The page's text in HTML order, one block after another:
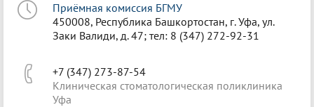
Приёмная комиссия БГМУ
450008, Республика Башкортостан, г. Уфа, ул.
Заки Валиди, д. 47; тел: 8 (347) 272-92-31
+7 (347) 273-87-54
Клиническая стоматологическая поликлиника
Уфа